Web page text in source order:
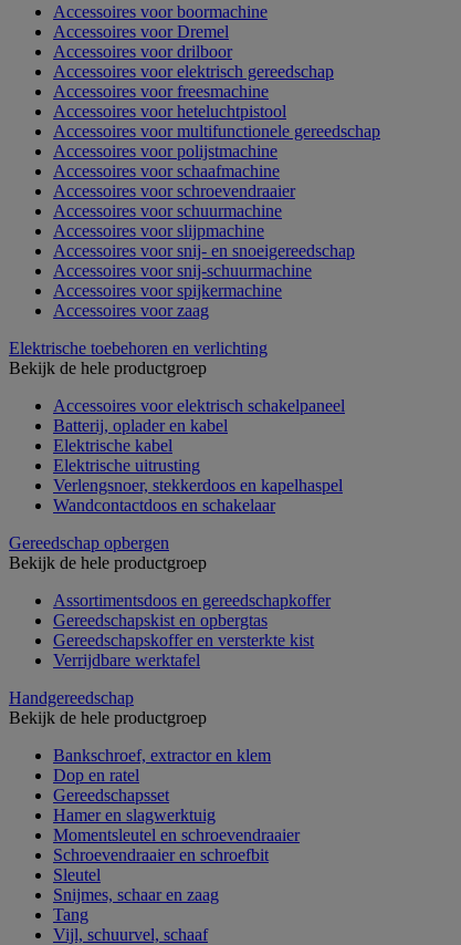
Accessoires voor boormachine
Accessoires voor Dremel
Accessoires voor drilboor
Accessoires voor elektrisch gereedschap
Accessoires voor freesmachine
Accessoires voor heteluchtpistool
Accessoires voor multifunctionele gereedschap
Accessoires voor polijstmachine
Accessoires voor schaafmachine
Accessoires voor schroevendraaier
Accessoires voor schuurmachine
Accessoires voor slijpmachine
Accessoires voor snij- en snoeigereedschap
Accessoires voor snij-schuurmachine
Accessoires voor spijkermachine
Accessoires voor zaag
Elektrische toebehoren en verlichting
Bekijk de hele productgroep
Accessoires voor elektrisch schakelpaneel
Batterij, oplader en kabel
Elektrische kabel
Elektrische uitrusting
Verlengsnoer, stekkerdoos en kapelhaspel
Wandcontactdoos en schakelaar
Gereedschap opbergen
Bekijk de hele productgroep
Assortimentsdoos en gereedschapkoffer
Gereedschapskist en opbergtas
Gereedschapskoffer en versterkte kist
Verrijdbare werktafel
Handgereedschap
Bekijk de hele productgroep
Bankschroef, extractor en klem
Dop en ratel
Gereedschapsset
Hamer en slagwerktuig
Momentsleutel en schroevendraaier
Schroevendraaier en schroefbit
Sleutel
Snijmes, schaar en zaag
Tang
Vijl, schuurvel, schaaf